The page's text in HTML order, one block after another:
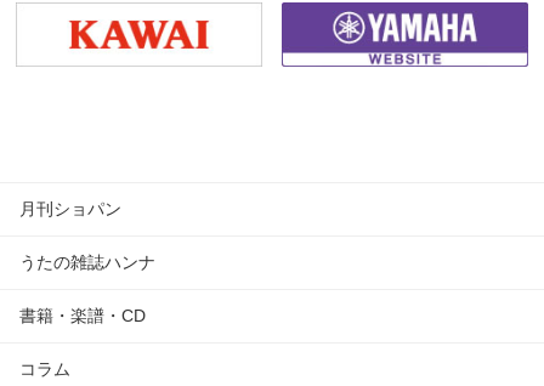
月刊ショパン
うたの雑誌ハンナ
書籍・楽譜・CD
コラム